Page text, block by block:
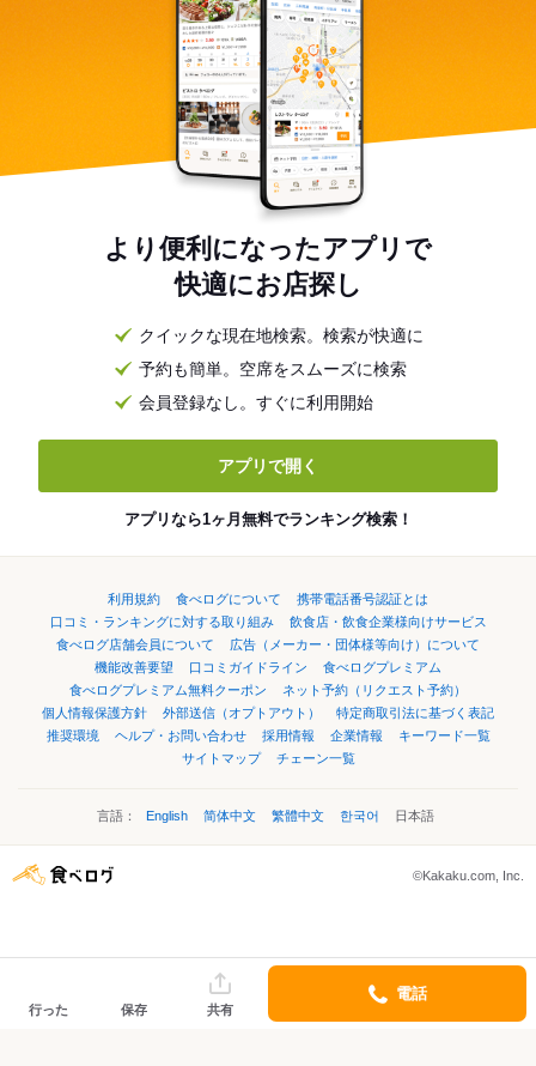
より便利になったアプリで
快適にお店探し
クイックな現在地検索。検索が快適に
予約も簡単。空席をスムーズに検索
会員登録なし。すぐに利用開始
アプリで開く
アプリなら1ヶ月無料でランキング検索！
利用規約 食べログについて
携帯電話番号認証とは
口コミ・ランキングに対する取り組み
飲食店・飲食企業様向けサービス
食べログ店舗会員について
広告（メーカー・団体様等向け）について
機能改善要望
口コミガイドライン
食べログプレミアム
食べログプレミアム無料クーポン
ネット予約（リクエスト予約）
個人情報保護方針
外部送信（オプトアウト）
特定商取引法に基づく表記
推奨環境
ヘルプ・お問い合わせ 採用情報 企業情報
キーワード一覧
サイトマップ
チェーン一覧
言語： English 简体中文 繁體中文 한국어 日本語
©Kakaku.com, Inc.
行った 保存 共有
電話